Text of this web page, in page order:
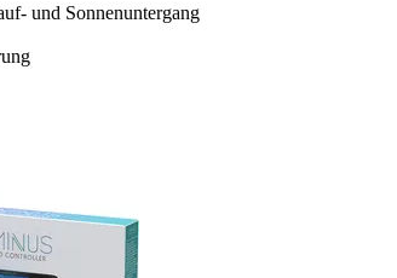
und Sonnenuntergang